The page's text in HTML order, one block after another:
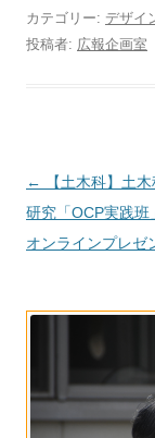
カテゴリー: デザイ
投稿者: 広報企画室
投
稿
ナ
ョ
ン
←
【土木科】土
研究「OCP実践班
オンラインプレゼ